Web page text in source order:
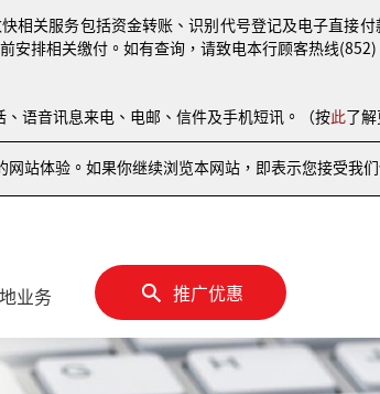
相关服务包括资金转账、识别代号登记及电子直接
安排相关缴付。如有查询，请致电本行顾客热线
语音讯息来电、电邮、信件及手机短讯。（按此了
站体验。如果你继续浏览本网站，即表示您接受我
业务 推广优惠